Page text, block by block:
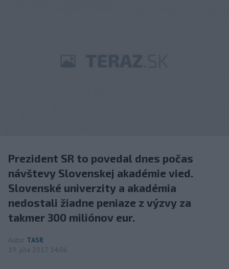
Prezident SR to povedal dnes počas
návštevy Slovenskej akadémie vied.
Slovenské univerzity a akadémia
nedostali žiadne peniaze z výzvy za
takmer 300 miliónov eur.
Autor TASR
19. júla 2017 14:06